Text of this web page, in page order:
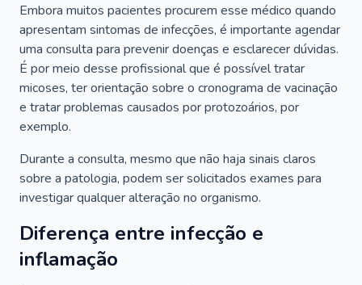
Embora muitos pacientes procurem esse médico quando
apresentam sintomas de infecções, é importante agendar
uma consulta para prevenir doenças e esclarecer dúvidas.
É por meio desse profissional que é possível tratar
micoses, ter orientação sobre o cronograma de vacinação
e tratar problemas causados por protozoários, por
exemplo.
Durante a consulta, mesmo que não haja sinais claros
sobre a patologia, podem ser solicitados exames para
investigar qualquer alteração no organismo.
Diferença entre infecção e
inflamação